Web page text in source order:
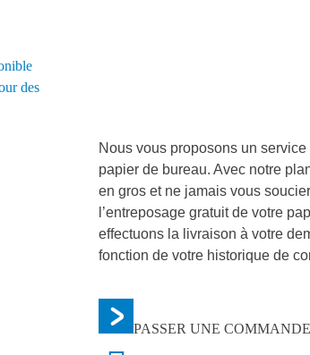
Nous vous proposons un
papier de bureau. Avec notre
en gros et ne jamais vous
l’entreposage gratuit de votre
effectuons la livraison à votre
fonction de votre historique de
PASSER UNE COMMANDE